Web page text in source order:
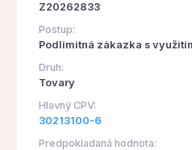
Z20262833
Postup:
Podlimitná zákazka s
Druh:
Tovary
Hlavný CPV:
30213100-6
Predpokladaná hodnota: